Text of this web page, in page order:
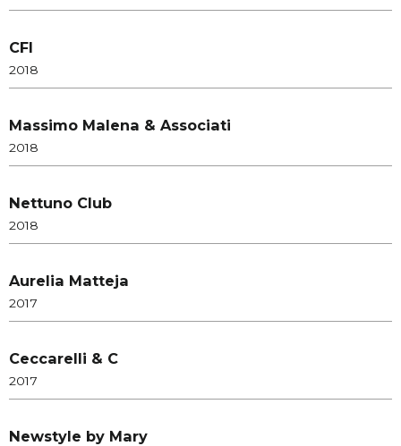
CFI
2018
Massimo Malena & Associati
2018
Nettuno Club
2018
Aurelia Matteja
2017
Ceccarelli & C
2017
Newstyle by Mary